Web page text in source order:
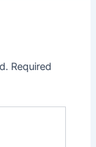
Required